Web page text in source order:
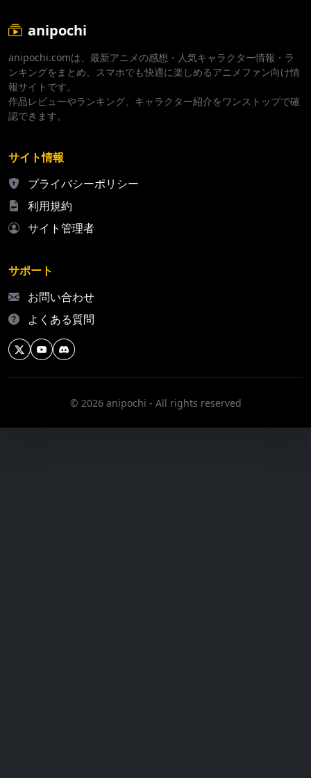
anipochi
anipochi.comは、最新アニメの感想・人気キャラクター情報・ラ
ンキングをまとめ、スマホでも快適に楽しめるアニメファン向け情
報サイトです。
作品レビューやランキング、キャラクター紹介をワンストップで確
認できます。
サイト情報
プライバシーポリシー
利用規約
サイト管理者
サポート
お問い合わせ
よくある質問
© 2026 anipochi - All rights reserved